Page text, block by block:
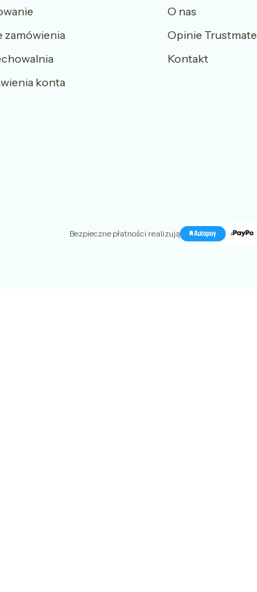
zamówienia
konta
O nas
Opinie Trustmate
Kontakt
Bezpieczne płatności realizują